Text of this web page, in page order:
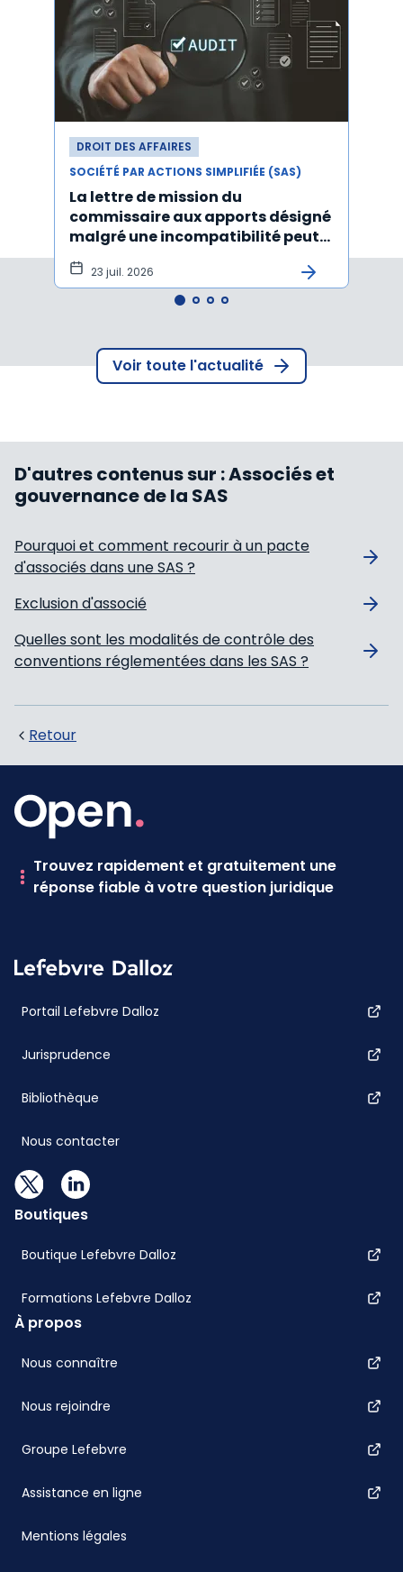
DROIT DES AFFAIRES
SOCIÉTÉ PAR ACTIONS SIMPLIFIÉE (SAS)
La lettre de mission du
commissaire aux apports désigné
malgré une incompatibilité peut
être annulée
23 juil. 2026
Voir toute l'actualité
D'autres contenus sur :Associés et
gouvernance de la SAS
Pourquoi et comment recourir à un pacte
d'associés dans une SAS ?
Exclusion d'associé
Quelles sont les modalités de contrôle des
conventions réglementées dans les SAS ?
Retour
Trouvez rapidement et gratuitement une
réponse fiable à votre question juridique
Portail Lefebvre Dalloz
Jurisprudence
Bibliothèque
Nous contacter
Boutiques
Boutique Lefebvre Dalloz
Formations Lefebvre Dalloz
À propos
Nous connaître
Nous rejoindre
Groupe Lefebvre
Assistance en ligne
Mentions légales